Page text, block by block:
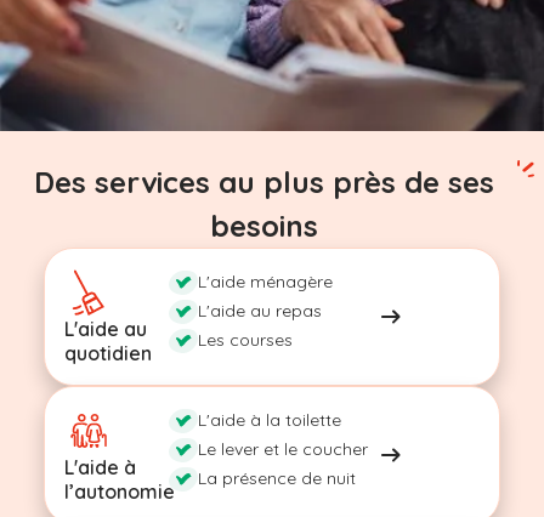
Des services au plus près de ses
besoins
L'aide au
quotidien
L'aide ménagère
L'aide au repas
Les courses
L'aide à
l’autonomie
L'aide à la toilette
Le lever et le coucher
La présence de nuit